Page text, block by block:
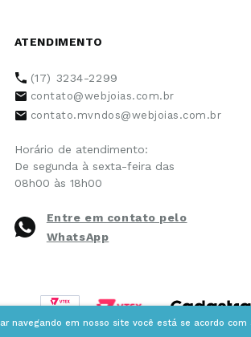
navegando em nosso site você está se acordo
ATENDIMENTO
(17) 3234-2299
contato@webjoias.com.br
contato.mvndos@webjoias.com.br
Horário de atendimento:
De segunda à sexta-feira das
08h00 às 18h00
Entre em contato pelo
WhatsApp